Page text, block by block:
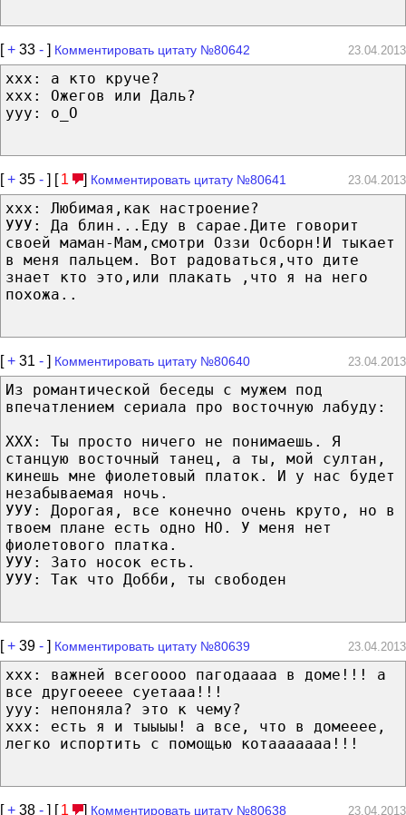
[+ 33 - ] Комментировать цитату №80642 23.04.2013
xxx: а кто круче?
ххх: Ожегов или Даль?
yyy: о_О
[+ 35 - ] [ 1 ] Комментировать цитату №80641 23.04.2013
ххх: Любимая,как настроение?
УУУ: Да блин...Еду в сарае.Дите говорит
своей маман-Мам,смотри Оззи Осборн!И тыкает
в меня пальцем. Вот радоваться,что дите
знает кто это,или плакать ,что я на него
похожа..
[+ 31 - ] Комментировать цитату №80640 23.04.2013
Из романтической беседы с мужем под
впечатлением сериала про восточную лабуду:
ХХХ: Ты просто ничего не понимаешь. Я
станцую восточный танец, а ты, мой султан,
кинешь мне фиолетовый платок. И у нас будет
незабываемая ночь.
УУУ: Дорогая, все конечно очень круто, но в
твоем плане есть одно НО. У меня нет
фиолетового платка.
УУУ: Зато носок есть.
УУУ: Так что Добби, ты свободен
[+ 39 - ] Комментировать цитату №80639 23.04.2013
ххх: важней всегоооо пагодаааа в доме!!! а
все другоееее суетааа!!!
ууу: непоняла? это к чему?
ххх: есть я и тыыыы! а все, что в домееее,
легко испортить с помощью котааааааа!!!
[+ 38 - ] [ 1 ] Комментировать цитату №80638 23.04.2013